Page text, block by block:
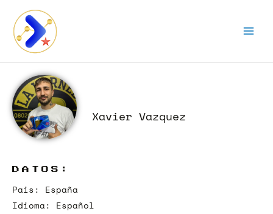
contenido
Xavier Vazquez
DATOS:
Pais: España
Idioma: Español